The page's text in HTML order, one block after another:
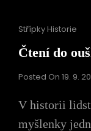
Cat
Střípky Historie
Čtení do
Posted On 19. 9.
V historii
myšlenky